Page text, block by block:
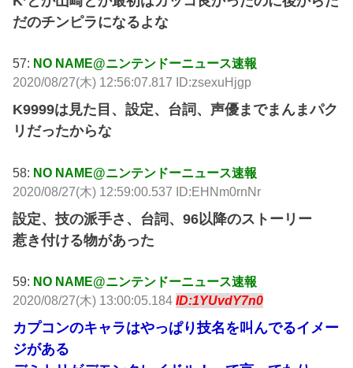
だのチンピラになるよな
57: NO NAME@ニンテンドーニュース速報
2020/08/27(木) 12:56:07.817 ID:zsexuHjgp
K9999は見た目、設定、台詞、声優までまんまパク
リだったからな
58: NO NAME@ニンテンドーニュース速報
2020/08/27(木) 12:59:00.537 ID:EHNm0rnNr
設定、技の派手さ、台詞、96以降のストーリー
惹き付ける物があった
59: NO NAME@ニンテンドーニュース速報
2020/08/27(木) 13:00:05.184ID:1YUvdY7n0
カプコンのキャラはやっぱり技名を叫んでるイメー
ジがある